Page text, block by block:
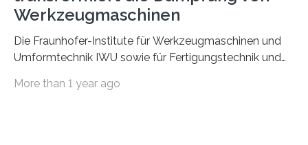
Werkzeugmaschinen
Die Fraunhofer-Institute für Werkzeugmaschinen und
Umformtechnik IWU sowie für Fertigungstechnik und
Durchbruch in der Materialforschung erzielt: Der
More than 1 year ago